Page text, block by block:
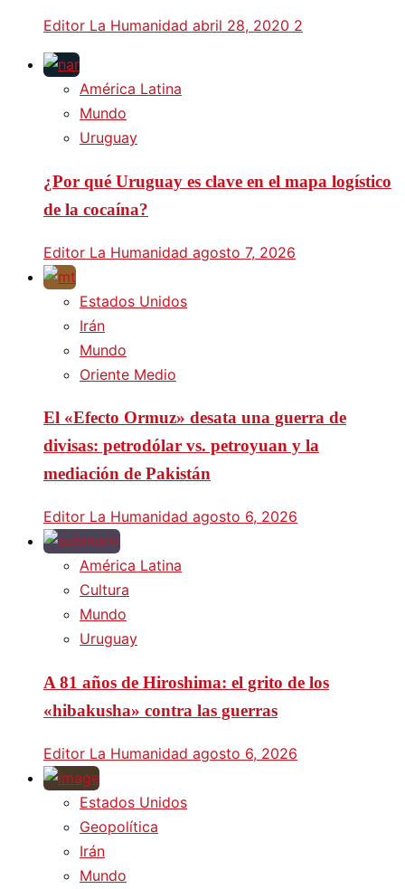
Editor La Humanidad abril 28, 2020 2
América Latina
Mundo
Uruguay
¿Por qué Uruguay es clave en el mapa logístico
de la cocaína?
Editor La Humanidad agosto 7, 2026
Estados Unidos
Irán
Mundo
Oriente Medio
El «Efecto Ormuz» desata una guerra de
divisas: petrodólar vs. petroyuan y la
mediación de Pakistán
Editor La Humanidad agosto 6, 2026
América Latina
Cultura
Mundo
Uruguay
A 81 años de Hiroshima: el grito de los
«hibakusha» contra las guerras
Editor La Humanidad agosto 6, 2026
Estados Unidos
Geopolítica
Irán
Mundo